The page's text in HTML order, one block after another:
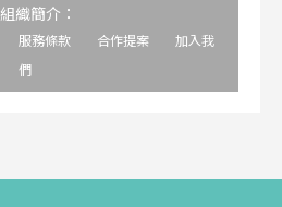
組織簡介：
服務條款 合作提案
加入我
們